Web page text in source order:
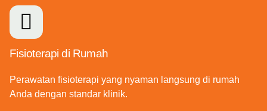
Fisioterapi di Rumah
Perawatan fisioterapi yang nyaman langsung di rumah
Anda dengan standar klinik.